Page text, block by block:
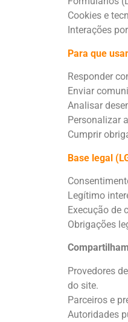
Cookies e
Interações
Para que
Responder
Enviar
Analisar
Personalizar
Cumprir
Base legal
Legítimo
Execução de
Obrigações
Provedores
do site.
Parceiros e
Autoridades